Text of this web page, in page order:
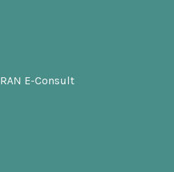
RAN E-Consult